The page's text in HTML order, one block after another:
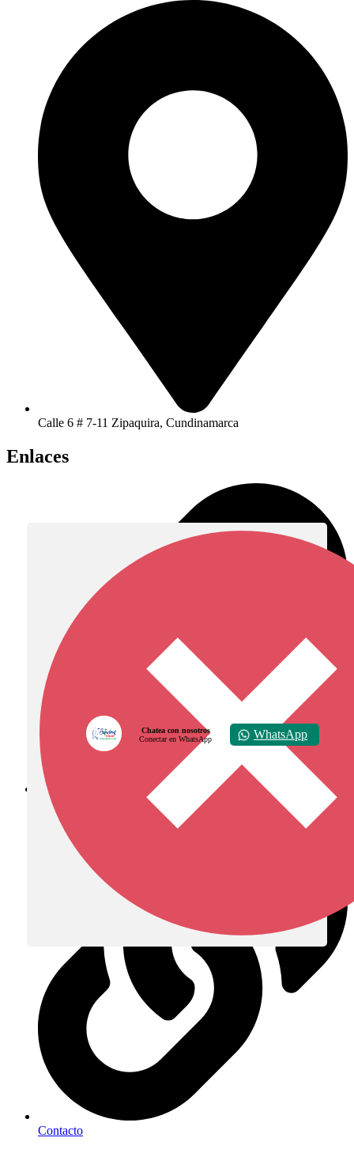
Calle 6 # 7-11 Zipaquira, Cundinamarca
Enlaces
Diócesis de Zipaquirá
Contacto
Chatea con nosotros
Conectar en WhatsApp
WhatsApp